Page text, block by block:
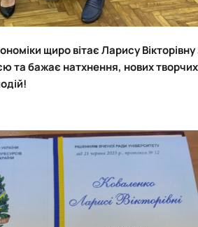
щиро вітає Ларису Вікторівну
та бажає натхнення, нових творчих